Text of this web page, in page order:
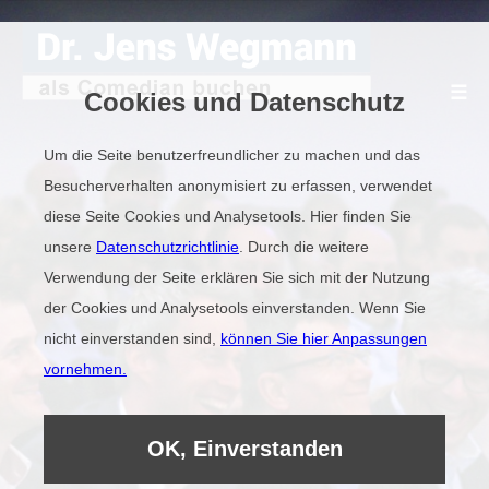
Home
Video
Kundenstimmen
COMEDIAN BUCHEN -
Cookies und Datenschutz
Um die Seite benutzerfreundlicher zu machen und das
Besucherverhalten anonymisiert zu erfassen, verwendet
diese Seite Cookies und Analysetools. Hier finden Sie
unsere Datenschutzrichtlinie . Durch die weitere
Verwendung der Seite erklären Sie sich mit der Nutzung
der Cookies und Analysetools einverstanden. Wenn Sie
nicht einverstanden sind, können Sie hier Anpassungen
vornehmen.
OK, Einverstanden